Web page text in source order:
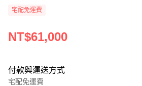
宅配免運費
NT$61,000
付款與運送方式
宅配免運費